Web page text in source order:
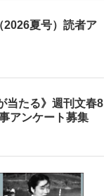
2026夏号）読者ア
当たる》週刊文春8
アンケート募集